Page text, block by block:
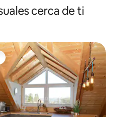
cerca de ti